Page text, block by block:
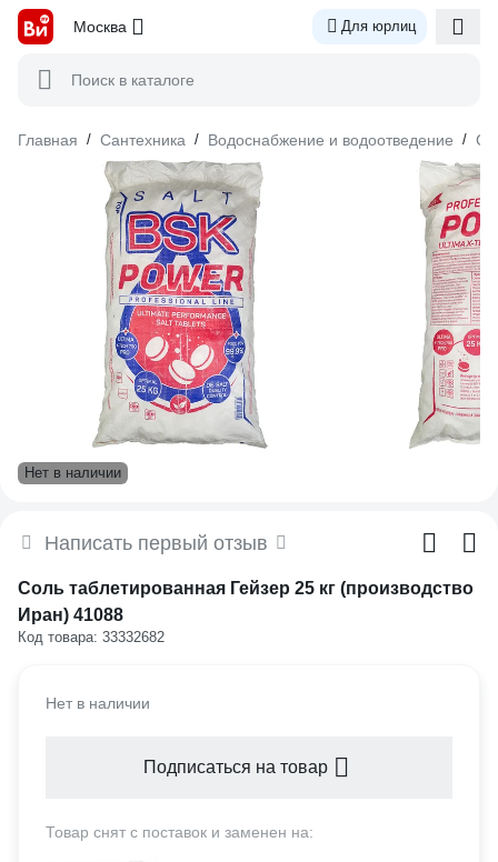
Москва Для юрлиц
Поиск в каталоге
Главная / Сантехника / Водоснабжение и водоотведение /
Нет в наличии
Написать первый отзыв
Соль таблетированная Гейзер 25 кг (производство
Иран) 41088
Код товара: 33332682
Нет в наличии
Подписаться на товар
Товар снят с поставок и заменен на: